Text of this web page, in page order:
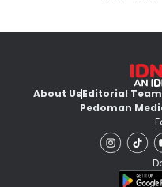
About UsEditorial Team
Pedoman